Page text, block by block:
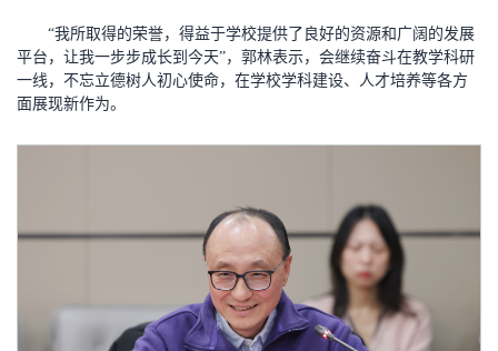
“我所取得的荣誉，得益于学校提供了良好的资源和广阔的发展
平台，让我一步步成长到今天”，郭林表示，会继续奋斗在教学科研
一线，不忘立德树人初心使命，在学校学科建设、人才培养等各方
面展现新作为。